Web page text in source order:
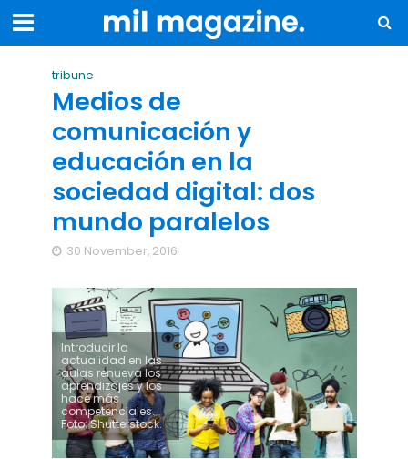
tribune
Medios de
comunicación y
educación en la
sociedad digital: dos
mundo paralelos
30 November, 2016
Introducir la
actualidad en las
aulas renueva los
aprendizajes y los
hace más
competenciales.
Foto: Shutterstock.